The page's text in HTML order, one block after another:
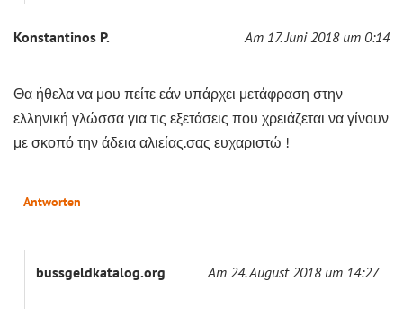
Konstantinos P. Am 17. Juni 2018 um 0:14
Θα ήθελα να μου πείτε εάν υπάρχει μετάφραση στην
ελληνική γλώσσα για τις εξετάσεις που χρειάζεται να γίνουν
με σκοπό την άδεια αλιείας.σας ευχαριστώ !
Antworten
bussgeldkatalog.org Am 24. August 2018 um 14:27